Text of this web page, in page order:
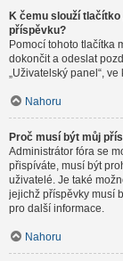
K čemu slouží
příspěvku?
Pomocí tohoto tlačítka
dokončit a odeslat
„Uživatelský panel“,
Nahoru
Proč musí být můj
Administrátor fóra se
přispíváte, musí být
uživatelé. Je také
jejichž příspěvky musí
pro další informace.
Nahoru